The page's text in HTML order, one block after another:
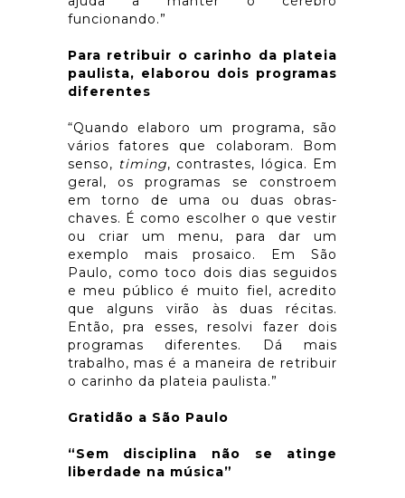
funcionando.”
Para retribuir o carinho da plateia
paulista, elaborou dois programas
diferentes
“Quando elaboro um programa, são
vários fatores que colaboram. Bom
senso, timing, contrastes, lógica. Em
geral, os programas se constroem
em torno de uma ou duas obras-
chaves. É como escolher o que vestir
ou criar um menu, para dar um
exemplo mais prosaico. Em São
Paulo, como toco dois dias seguidos
e meu público é muito fiel, acredito
que alguns virão às duas récitas.
Então, pra esses, resolvi fazer dois
programas diferentes. Dá mais
trabalho, mas é a maneira de retribuir
o carinho da plateia paulista.”
Gratidão a São Paulo
“Sem disciplina não se atinge
liberdade na música”